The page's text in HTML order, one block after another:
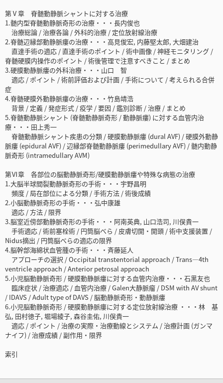
第Ⅴ章 脊髄動静脈シャントに対する治療
1.髄内型脊髄動静脈奇形の治療・・・長内俊也
治療総論 / 治療各論 / 外科的治療 / 定位放射線治療
2.脊髄辺縁部動静脈瘻の治療・・・高見俊宏, 内藤堅太郎, 大畑建治
直達手術の適応 / 直達手術のポイント / 術中画像 / 神経モニタリング /
脊髄硬膜内操作のポイント / 術後管理で注意すべきこと / まとめ
3.硬膜動静脈瘻の外科治療・・・山口 智
適応 / ポイント / 術前評価および計画 / 手術について / 考えられる合併
症
4.脊髄硬膜外動静脈瘻の治療・・・竹島靖浩
背景 / 定義 / 発症形式 / 疫学 / 要因 / 鑑別診断 / 治療 / まとめ
5.脊髄動静脈シャント (脊髄動静脈奇形 / 動静脈瘻) に対する血管内治
療・・・田上秀一
脊髄動静脈シャント疾患の分類 / 硬膜動静脈瘻 (dural AVF) / 硬膜外動静
脈瘻 (epidural AVF) / 辺縁部脊髄動静脈瘻 (perimedullary AVF) / 髄内動静
脈奇形 (intramedullary AVM)
第Ⅵ章 各部位の脳動静脈奇形/硬膜動静脈瘻や特殊な病態の治療
1.大脳半球間裂動静脈奇形の手術・・・宇野昌明
頻度 / 局在部位による分類 / 手術方法 / 術後成績
2.小脳動静脈奇形の手術・・・弘中康雄
適応 / 方法 / 限界
3.脳室近傍部動静脈奇形の手術・・・阿南英典, 山口浩司, 川俣貴一
手術適応 / 術前塞栓術 / 円筒脳べら / 皮膚切開・開頭 / 術中支援装置 /
Nidus摘出 / 円筒脳べらの適応の限界
4.脳幹部海綿状血管腫の手術・・・斉藤延人
アプローチの選択 / Occipital transtentorial approach / Trans―4th
ventricle approach / Anterior petrosal approach
5.小児脳動静脈奇形 / 硬膜動静脈瘻に対する血管内治療・・・石黒友也
臨床症状 / 治療適応 / 血管内治療 / Galen大静脈瘤 / DSM with AV shunt
/ IDAVS / Adult type of DAVS / 脳動静脈奇形・動静脈瘻
6.小児脳動静脈奇形 / 硬膜動静脈瘻に対する定位放射線治療 ・・・林 基
弘, 田村徳子, 堀場綾子, 森谷圭佑, 川俣貴一
適応 / ポイント / 治療の実際・治療動線とシステム / 治療計画 (ガンマ
ナイフ) / 治療成績 / 副作用・限界
索引